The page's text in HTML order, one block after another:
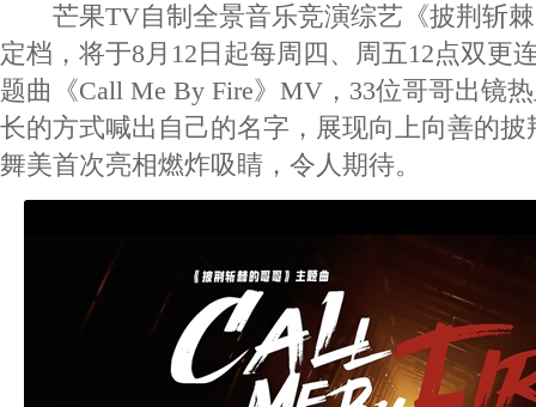
芒果TV自制全景音乐竞演综艺《披荆斩棘
定档，将于8月12日起每周四、周五12点双更
题曲《Call Me By Fire》MV，33位哥哥出镜
长的方式喊出自己的名字，展现向上向善的
舞美首次亮相燃炸吸睛，令人期待。